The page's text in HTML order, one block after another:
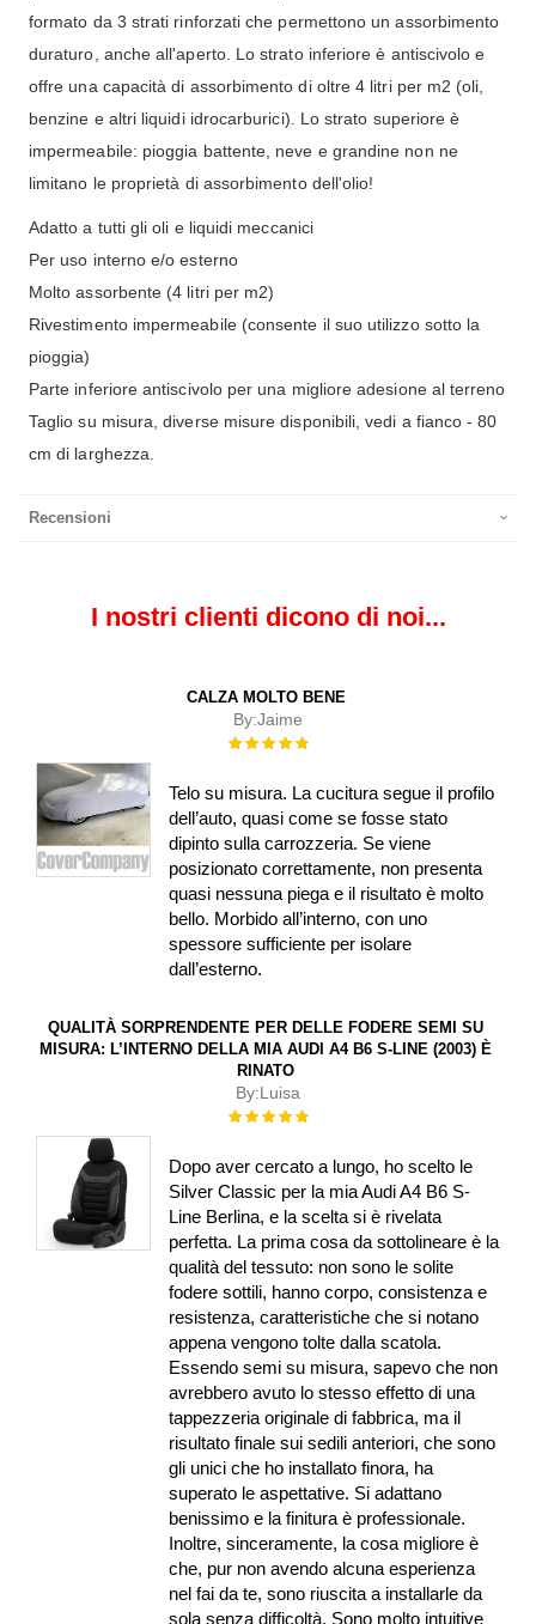
formato da 3 strati rinforzati che permettono un assorbimento
duraturo, anche all'aperto. Lo strato inferiore è antiscivolo e
offre una capacità di assorbimento di oltre 4 litri per m2 (oli,
benzine e altri liquidi idrocarburici). Lo strato superiore è
impermeabile: pioggia battente, neve e grandine non ne
limitano le proprietà di assorbimento dell'olio!
Adatto a tutti gli oli e liquidi meccanici
Per uso interno e/o esterno
Molto assorbente (4 litri per m2)
Rivestimento impermeabile (consente il suo utilizzo sotto la
pioggia)
Parte inferiore antiscivolo per una migliore adesione al terreno
Taglio su misura, diverse misure disponibili, vedi a fianco - 80
cm di larghezza.
Recensioni
I nostri clienti dicono di noi...
CALZA MOLTO BENE
By:Jaime
Rating:
Telo su misura. La cucitura segue il profilo
dell’auto, quasi come se fosse stato
dipinto sulla carrozzeria. Se viene
posizionato correttamente, non presenta
quasi nessuna piega e il risultato è molto
bello. Morbido all’interno, con uno
spessore sufficiente per isolare
dall’esterno.
QUALITÀ SORPRENDENTE PER DELLE FODERE SEMI SU
MISURA: L’INTERNO DELLA MIA AUDI A4 B6 S-LINE (2003) È
RINATO
By:Luisa
Rating:
Dopo aver cercato a lungo, ho scelto le
Silver Classic per la mia Audi A4 B6 S-
Line Berlina, e la scelta si è rivelata
perfetta. La prima cosa da sottolineare è la
qualità del tessuto: non sono le solite
fodere sottili, hanno corpo, consistenza e
resistenza, caratteristiche che si notano
appena vengono tolte dalla scatola.
Essendo semi su misura, sapevo che non
avrebbero avuto lo stesso effetto di una
tappezzeria originale di fabbrica, ma il
risultato finale sui sedili anteriori, che sono
gli unici che ho installato finora, ha
superato le aspettative. Si adattano
benissimo e la finitura è professionale.
Inoltre, sinceramente, la cosa migliore è
che, pur non avendo alcuna esperienza
nel fai da te, sono riuscita a installarle da
sola senza difficoltà. Sono molto intuitive